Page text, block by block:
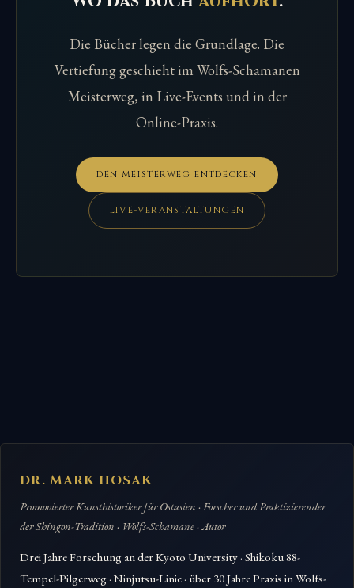
Die Bücher legen die Grundlage. Die
Vertiefung geschieht im Wolfs-Schamanen
Meisterweg, in Live-Events und in der
Online-Praxis.
DEN MEISTERWEG ENTDECKEN
LIVE-VERANSTALTUNGEN
DR. MARK HOSAK
Promovierter Kunsthistoriker für Ostasien · Forscher und Praktizierender
der Shingon-Tradition · Wolfs-Schamane · Autor
Drei Jahre Forschung an der Kyoto University · Shikoku 88-
Tempel-Pilgerweg · Ninjutsu-Linie · über 30 Jahre Praxis in Wolfs-